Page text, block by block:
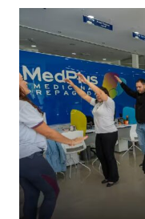
DE
EXPERIENCIAS
BORDO
DE
UNIDADES
MÓVILES?